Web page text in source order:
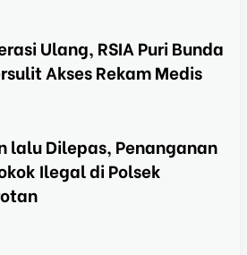
Ulang, RSIA Puri Bunda
Akses Rekam Medis
lalu Dilepas, Penanganan
Ilegal di Polsek